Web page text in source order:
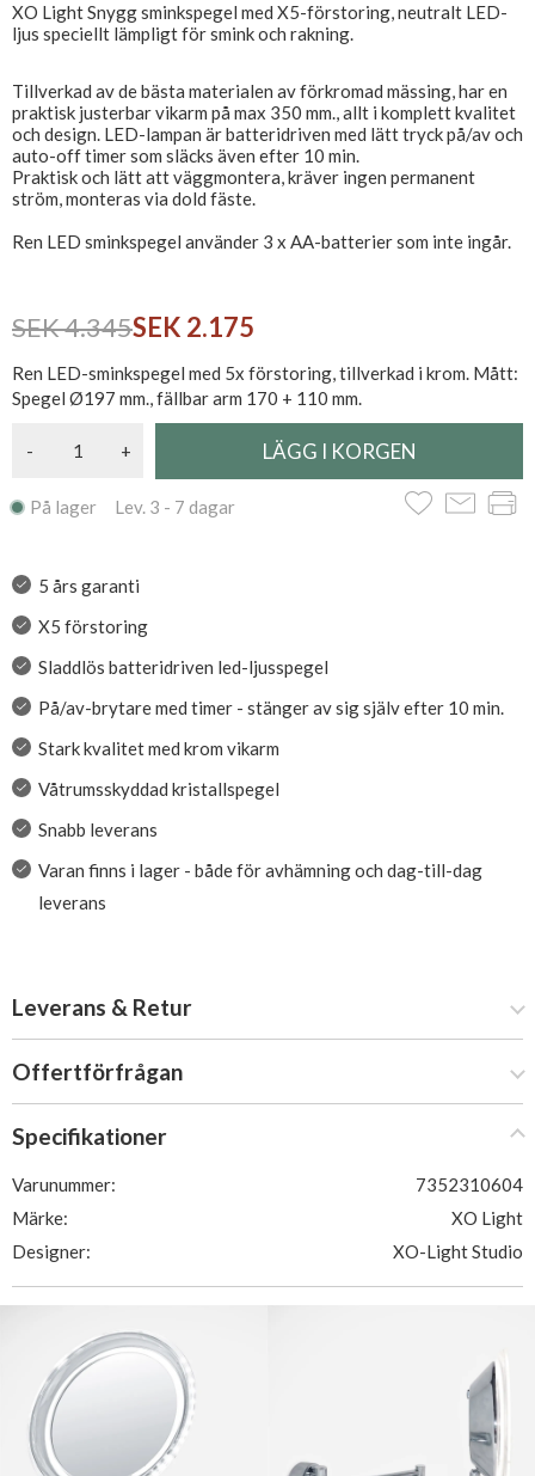
XO Light Snygg sminkspegel med X5-förstoring, neutralt LED-
ljus speciellt lämpligt för smink och rakning.
Tillverkad av de bästa materialen av förkromad mässing, har en
praktisk justerbar vikarm på max 350 mm., allt i komplett kvalitet
och design. LED-lampan är batteridriven med lätt tryck på/av och
auto-off timer som släcks även efter 10 min.
Praktisk och lätt att väggmontera, kräver ingen permanent
ström, monteras via dold fäste.
Ren LED sminkspegel använder 3 x AA-batterier som inte ingår.
SEK 4.345SEK 2.175
Ren LED-sminkspegel med 5x förstoring, tillverkad i krom. Mått:
Spegel Ø197 mm., fällbar arm 170 + 110 mm.
- +
På lager Lev. 3 - 7 dagar
5 års garanti
X5 förstoring
Sladdlös batteridriven led-ljusspegel
På/av-brytare med timer - stänger av sig själv efter 10 min.
Stark kvalitet med krom vikarm
Våtrumsskyddad kristallspegel
Snabb leverans
Varan finns i lager - både för avhämning och dag-till-dag
leverans
Leverans & Retur
Offertförfrågan
Specifikationer
Varunummer:
7352310604
Märke:
XO Light
Designer:
XO-Light Studio